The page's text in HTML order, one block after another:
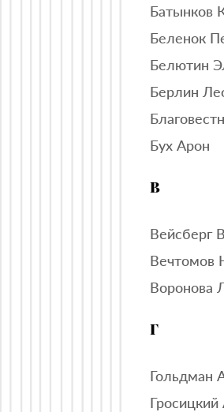
Батынков
Беленок
Белютин
Берлин
Бух Арон
В
Вейсберг
Вечтомов
Воронова
Г
Гольдман